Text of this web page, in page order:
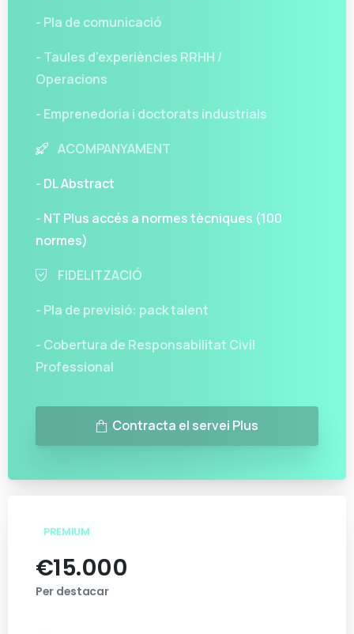
- Pla de comunicació
- Taules d'experiències RRHH /
Operacions
- Emprenedoria i doctorats industrials
ACOMPANYAMENT
- DL Abstract
- NT Plus accés a normes tècniques (100
normes)
FIDELITZACIÓ
- Pla de previsió: pack talent
- Cobertura de Responsabilitat Civil
Professional
Contracta el servei Plus
PREMIUM
€15.000
Per destacar